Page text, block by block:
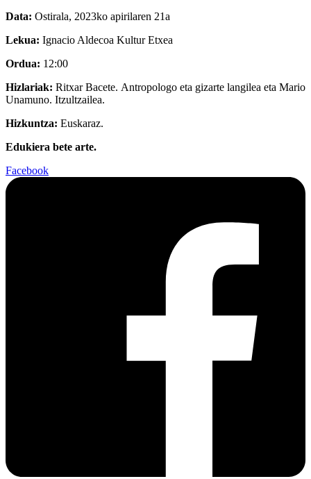
Data: Ostirala, 2023ko apirilaren 21a
Lekua: Ignacio Aldecoa Kultur Etxea
Ordua: 12:00
Hizlariak: Ritxar Bacete. Antropologo eta gizarte langilea eta Mario
Unamuno. Itzultzailea.
Hizkuntza: Euskaraz.
Edukiera bete arte.
Facebook